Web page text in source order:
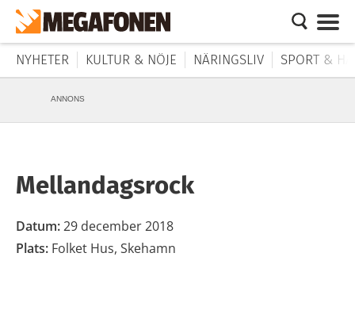
NYHETER KULTUR & NÖJE NÄRINGSLIV SPORT &
ANNONS
Mellandagsrock
Datum:29 december 2018
Plats: Folket Hus, Skehamn